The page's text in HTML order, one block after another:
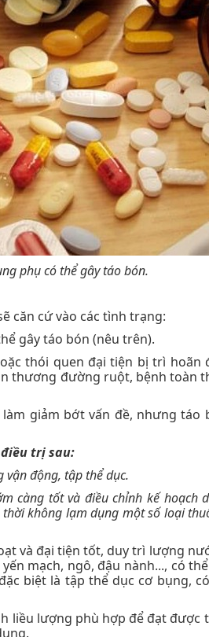
phụ có thể gây táo bón.
căn cứ vào các tình trạng:
gây táo bón (nêu trên).
thói quen đại tiện bị trì hoãn
thương đường ruột, bệnh toàn
giảm bớt vấn đề, nhưng táo
trị sau:
vận động, tập thể dục.
càng tốt và điều chỉnh kế hoạch
không lạm dụng một số loại
và đại tiện tốt, duy trì lượng
mạch, ngô, đậu nành..., có
biệt là tập thể dục cơ bụng,
liều lượng phù hợp để đạt được